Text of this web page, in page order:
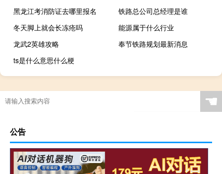
黑龙江考消防证去哪里报名
铁路总公司总经理是谁
冬天脚上就会长冻疮吗
能源属于什么行业
龙武2英雄攻略
奉节铁路规划最新消息
ts是什么意思什么梗
☚
公告